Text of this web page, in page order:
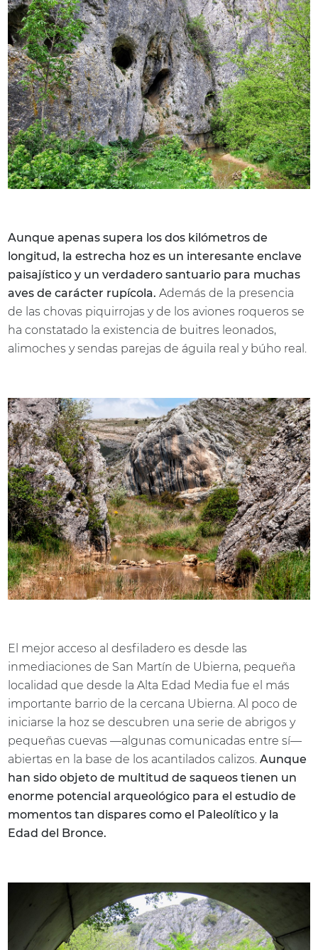
Aunque apenas supera los dos kilómetros de
longitud, la estrecha hoz es un interesante enclave
paisajístico y un verdadero santuario para muchas
aves de carácter rupícola. Además de la presencia
de las chovas piquirrojas y de los aviones roqueros se
ha constatado la existencia de buitres leonados,
alimoches y sendas parejas de águila real y búho real.
El mejor acceso al desfiladero es desde las
inmediaciones de San Martín de Ubierna, pequeña
localidad que desde la Alta Edad Media fue el más
importante barrio de la cercana Ubierna. Al poco de
iniciarse la hoz se descubren una serie de abrigos y
pequeñas cuevas —algunas comunicadas entre sí—
abiertas en la base de los acantilados calizos.Aunque
han sido objeto de multitud de saqueos tienen un
enorme potencial arqueológico para el estudio de
momentos tan dispares como el Paleolítico y la
Edad del Bronce.